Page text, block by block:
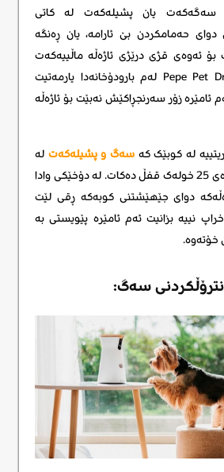
سەگەکەت یان پشیلەکەت لە کاتی
حەمامکردن بێ ئارامە، یان ڕەنگە
بۆ ئەوەی قژی درێژی ئاژەڵە ماڵییەکەت
وشک بکەیتەوە. Pepe Pet Dryer لەم بارودۆخانەدا یارمەتیت
ئامێرە زۆر سەرنجڕاکێش نەبێت بۆ ئاژەڵە
لە کوبێک کە سەگ و پشیلەکەت لە
هەوای گەرمدا بۆ ماوەی 25 خولەک قفڵ دەکات. لە دۆخێکی وادا
دوای جێهێشتنی کوبەکە ڕقی لێت
نییە بزانیت ئەم ئامێرە پێویستی بە